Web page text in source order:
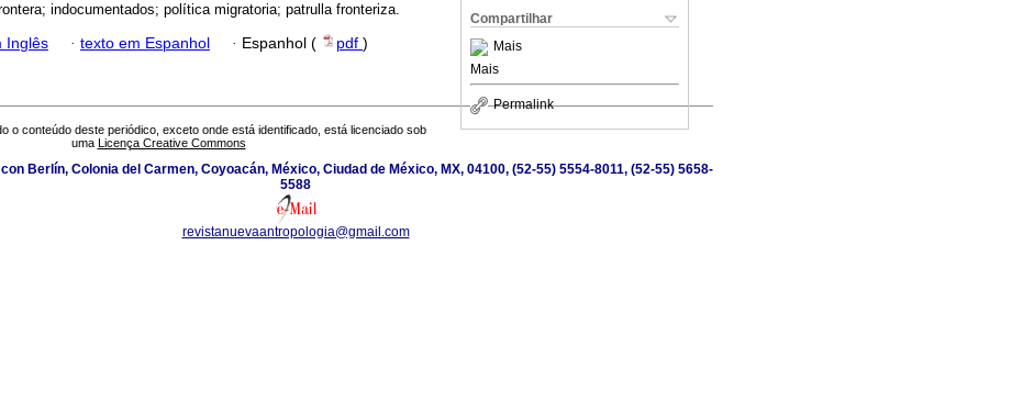
Compartilhar
Mais
Mais
Permalink
indocumentados; política migratoria; patrulla fronteriza.
Inglês · texto em Espanhol · Espanhol ( pdf )
o conteúdo deste periódico, exceto onde está identificado, está licenciado sob
uma Licença Creative Commons
Berlín, Colonia del Carmen, Coyoacán, México, Ciudad de México, MX, 04100, (52-55) 5554-8011, (52-55) 5658-
5588
revistanuevaantropologia@gmail.com